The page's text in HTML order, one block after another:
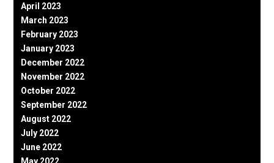
April 2023
March 2023
February 2023
January 2023
December 2022
November 2022
October 2022
September 2022
August 2022
July 2022
June 2022
May 2022